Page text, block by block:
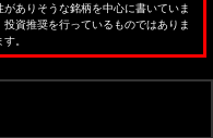
ありそうな銘柄を中心に書いていま
資推奨を行っているものではありま
。